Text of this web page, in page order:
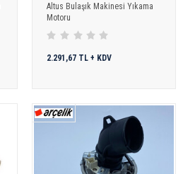
Altus Bulaşık Makinesi Yıkama
Motoru
2.291,67 TL + KDV